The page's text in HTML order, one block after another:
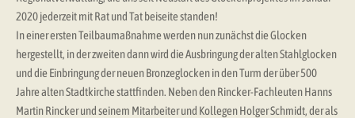
2020 jederzeit mit Rat und Tat beiseite standen!
In einer ersten Teilbaumaßnahme werden nun zunächst die Glocken
hergestellt, in der zweiten dann wird die Ausbringung der alten Stahlglocken
und die Einbringung der neuen Bronzeglocken in den Turm der über 500
Jahre alten Stadtkirche stattfinden. Neben den Rincker-Fachleuten Hanns
Martin Rincker und seinem Mitarbeiter und Kollegen Holger Schmidt, der als